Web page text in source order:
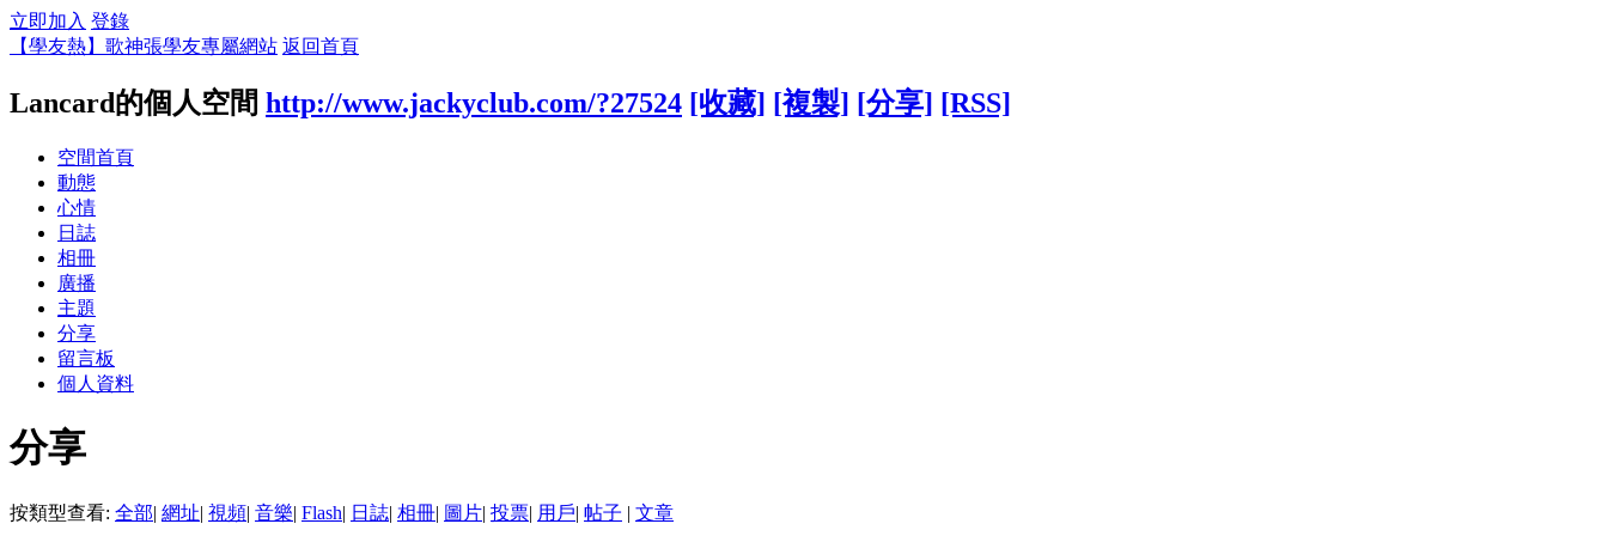
立即加入 登錄
【學友熱】歌神張學友專屬網站 返回首頁
Lancard的個人空間 http://www.jackyclub.com/?27524 [收藏] [複製] [分享] [RSS]
空間首頁
動態
心情
日誌
相冊
廣播
主題
分享
留言板
個人資料
分享
按類型查看: 全部| 網址| 視頻| 音樂| Flash| 日誌| 相冊| 圖片| 投票| 用戶| 帖子 | 文章